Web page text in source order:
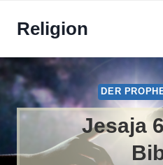
InhaltReligion
DER
Jesaja